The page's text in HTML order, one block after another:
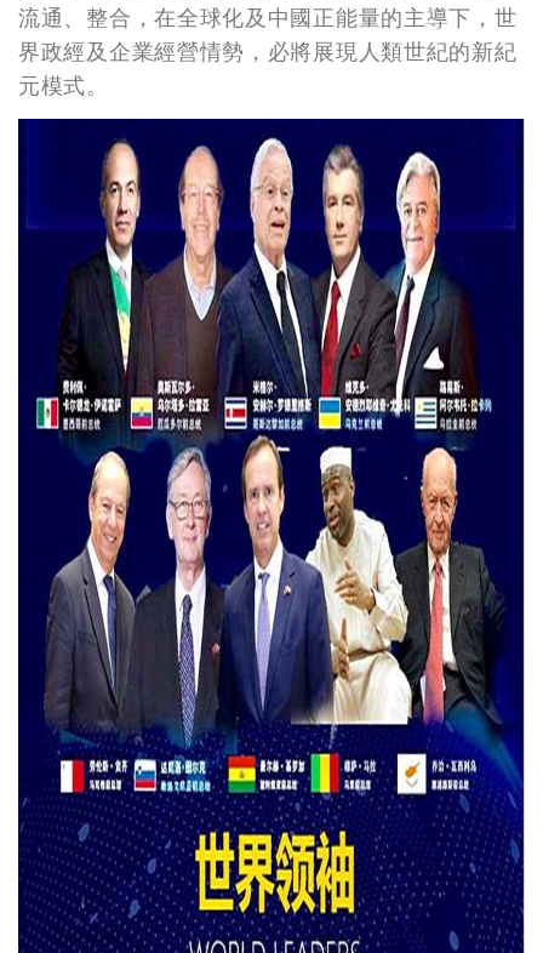
流通、整合，在全球化及中國正能量的主導下，世
界政經及企業經營情勢，必將展現人類世紀的新紀
元模式。